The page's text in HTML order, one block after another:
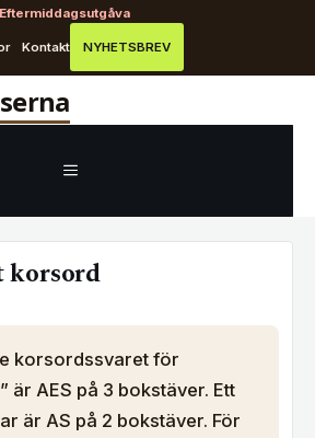
Eftermiddagsutgåva
Kontakt NYHETSBREV
MENY
korsord
korsordssvaret för
är AES på 3 bokstäver. Ett
är AS på 2 bokstäver. För